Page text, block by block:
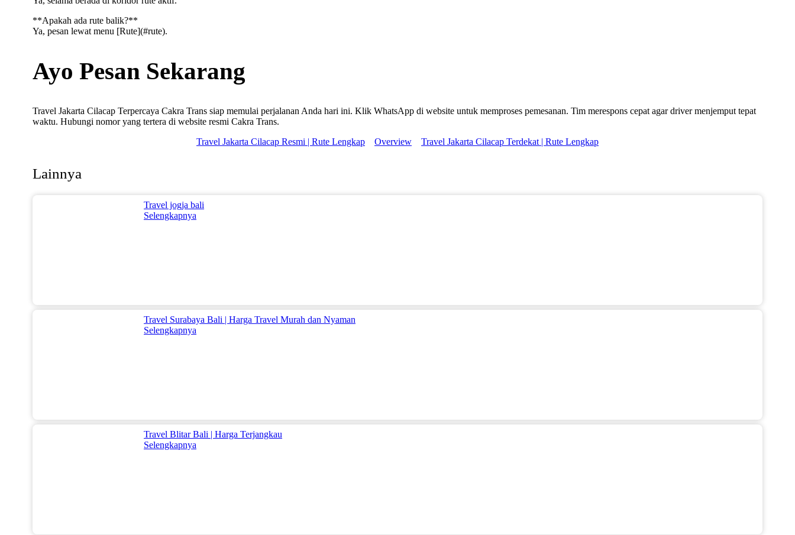
**Apakah ada rute balik?**
Ya, pesan lewat menu [Rute](#rute).
Ayo Pesan Sekarang
Travel Jakarta Cilacap Terpercaya Cakra Trans siap memulai perjalanan Anda hari ini. Klik WhatsApp di website untuk memproses pemesanan. Tim merespons cepat agar driver menjemput tepat
waktu. Hubungi nomor yang tertera di website resmi Cakra Trans.
Travel Jakarta Cilacap Resmi | Rute Lengkap
Overview Travel Jakarta Cilacap Terdekat | Rute Lengkap
Lainnya
Travel jogja bali
Selengkapnya
Travel Surabaya Bali | Harga Travel Murah dan Nyaman
Selengkapnya
Travel Blitar Bali | Harga Terjangkau
Selengkapnya